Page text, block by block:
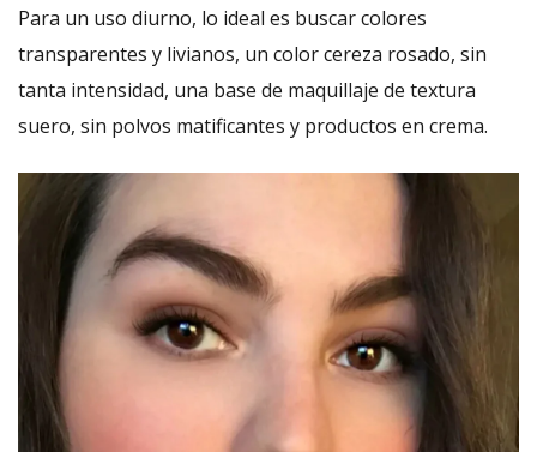
Para un uso diurno, lo ideal es buscar colores
transparentes y livianos, un color cereza rosado, sin
tanta intensidad, una base de maquillaje de textura
suero, sin polvos matificantes y productos en crema.